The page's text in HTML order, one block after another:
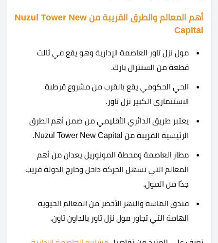
أهم المعالم والطرق القريبة من Nuzul Tower New
Capital
مول نزل تاور العاصمة الإدارية وهو يقع في ثالث
قطعة من السنترال بارك.
الحي الحكومي يقع بالقرب من مشروع قرطبة
الاستثماري الكبير نزل تاور.
يعتبر طريق الدائري الأقليمي من ضمن أهم الطرق
الرئيسية القريبة من Nuzul Tower New Capital.
مطار العاصمة ومحطة المونوريل يعدان من أهم
المعالم التي تسهل الحركة داخل وخارج الدولة قريب
جدًا من المول.
فندق الماسة والنهر الأخضر من المعالم الحيوية
الهامة التي تجاور مول نزل تاور بالداون تاون.